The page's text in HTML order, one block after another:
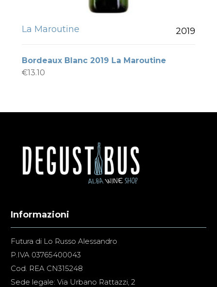
La Maroutine 2019
Bordeaux Blanc 2019 La Maroutine
€13.10
Informazioni
Futura di Lo Russo Alessandro
P.IVA 03765400043
Cod. REA CN315248
Sede legale: Via Urbano Rattazzi, 2